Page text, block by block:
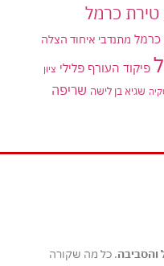
כרמל
מתנדבי איחוד הצלה
פיקוד העורף פלילי ציון
שגיא בן לישה שריפה
והסביבה. כל מה שקורה